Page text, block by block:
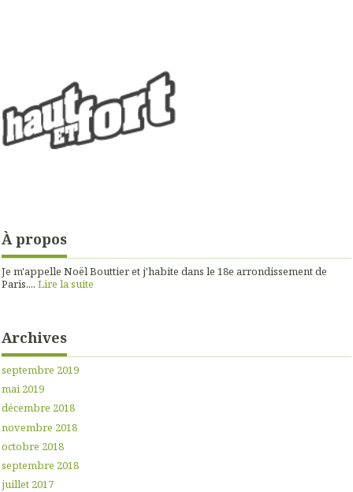
À propos
Je m'appelle Noël Bouttier et j'habite dans le 18e arrondissement de
Paris.... Lire la suite
Archives
septembre 2019
mai 2019
décembre 2018
novembre 2018
octobre 2018
septembre 2018
juillet 2017